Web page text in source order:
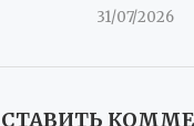
31/07/2026